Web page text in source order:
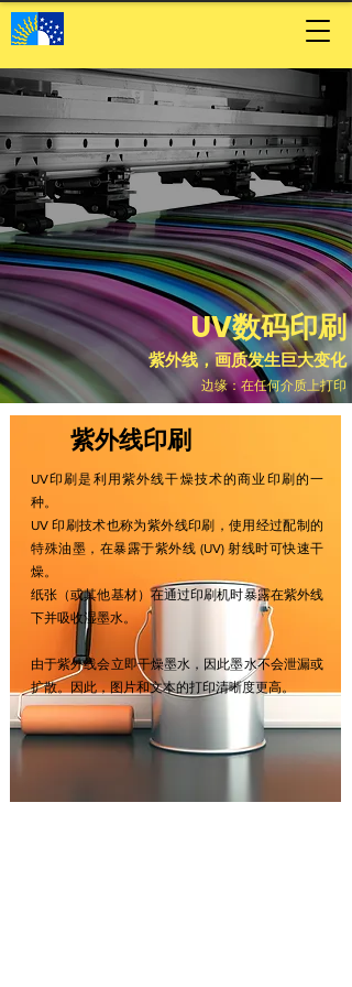
UV数码印刷
紫外线，画质发生巨大变化
边缘：在任何介质上打印
紫外线印刷
UV印刷是利用紫外线干燥技术的商业印刷的一
种。
UV 印刷技术也称为紫外线印刷，使用经过配制的
特殊油墨，在暴露于紫外线 (UV) 射线时可快速干
燥。
纸张（或其他基材）在通过印刷机时暴露在紫外线
下并吸收湿墨水。
由于紫外线会立即干燥墨水，因此墨水不会泄漏或
扩散。因此，图片和文本的打印清晰度更高。